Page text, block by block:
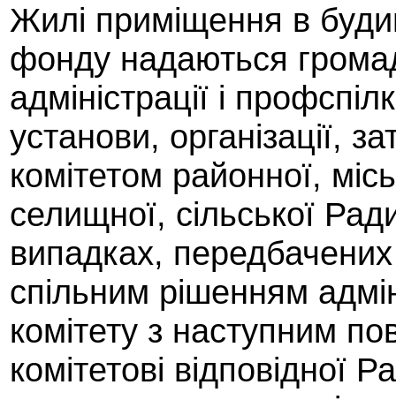
Жилі приміщення в
фонду надаються
адміністрації і
установи, організації,
комітетом районної,
селищної, сільської
випадках,
спільним рішенням
комітету з наступним
комітетові відповідної